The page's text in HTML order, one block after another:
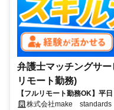
弁護士マッチングサ
リモート勤務)
【フルリモート勤務OK】平
ルが身につく営業職
株式会社make standards